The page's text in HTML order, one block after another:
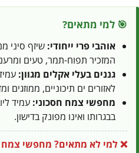
🎯 למי מתאים?
אוהבי פרי ייחודי: שיזף סיני
המזכיר תפוח-תמר, טעים
גננים בעלי אקלים מגוון:
לאזורים ים תיכוניים, ממוזגים
מחפשי צמח חסכוני: עמיד
בבגרותו ואינו מפונק בדישון.
❌ למי לא מתאים? מחפשי צמח